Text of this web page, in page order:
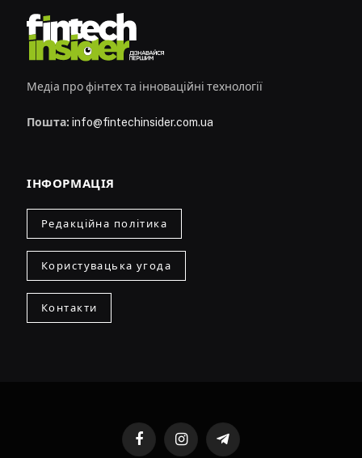
Медіа про фінтех та інноваційні технології
Пошта: info@fintechinsider.com.ua
ІНФОРМАЦІЯ
Редакційна політика
Користувацька угода
Контакти
FacebookInstagramTelegram